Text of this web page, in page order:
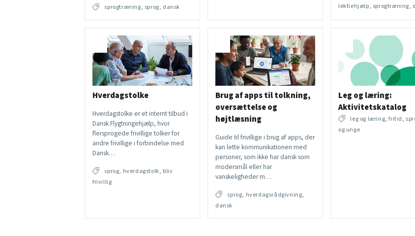
sprogtræning, sprog, dansk
lektiehjælp, sprogtræning,
Hverdagstolke
Hverdagstolke er et internt tilbud i
Dansk Flygtningehjælp, hvor
flersprogede frivillige tolker for
andre frivillige i forbindelse med
Dansk…
sprog, hverdagstolk, bliv
frivillig
Brug af apps til tolkning,
oversættelse og
højtlæsning
Guide til frivillige i brug af apps, der
kan lette kommunikationen med
personer, som ikke har dansk som
modersmål eller har
vanskeligheder m…
sprog, hverdagsrådgivning,
dansk
Leg og læring:
Aktivitetskatalog
leg og læring, fritid,
og unge